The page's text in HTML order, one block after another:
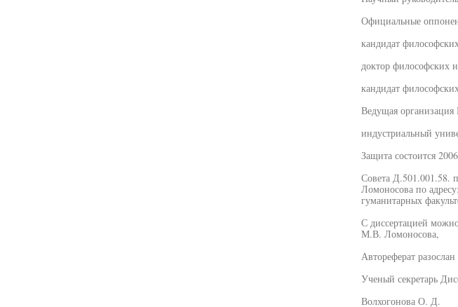
Официальные
кандидат
доктор философских
кандидат
Ведущая организация
индустриальный
Защита состоится
Совета Д.501.001.58.
Ломоносова по
гуманитарных
С диссертацией
М.В. Ломоносова,
Автореферат
Ученый секретарь
Волхогонова О. Д.